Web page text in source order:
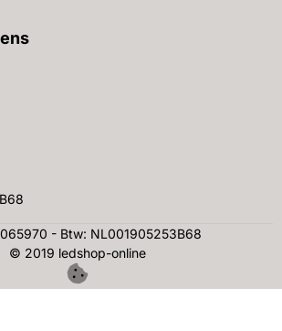
- Btw: NL001905253B68
© 2019 ledshop-online